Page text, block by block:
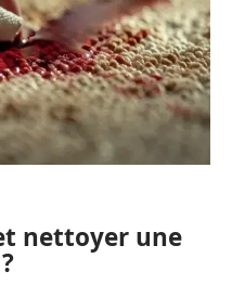
nettoyer une